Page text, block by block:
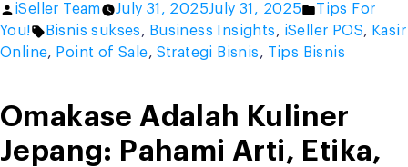
Makanan
yang
Bikin
Berkelas
dan
Bisnis
Posted
by
iSeller Team July 31, 2025July 31, 2025
Posted
in
Tips For
You!
Tags:
Bisnis sukses, Business Insights, iSeller POS, Kasir
Online, Point of Sale, Strategi Bisnis, Tips Bisnis
Omakase Adalah Kuliner
Jepang: Pahami Arti, Etika,